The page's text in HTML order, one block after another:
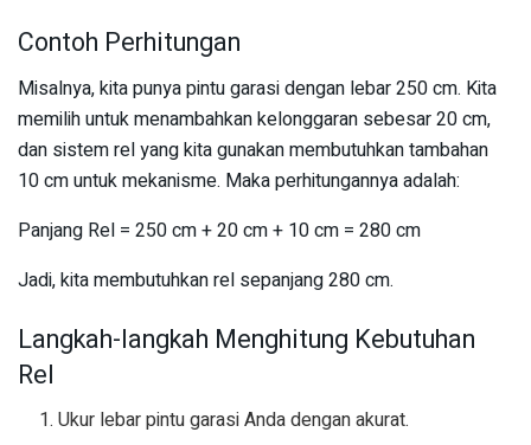
Contoh Perhitungan
Misalnya, kita punya pintu garasi dengan lebar 250 cm. Kita
memilih untuk menambahkan kelonggaran sebesar 20 cm,
dan sistem rel yang kita gunakan membutuhkan tambahan
10 cm untuk mekanisme. Maka perhitungannya adalah:
Panjang Rel = 250 cm + 20 cm + 10 cm = 280 cm
Jadi, kita membutuhkan rel sepanjang 280 cm.
Langkah-langkah Menghitung Kebutuhan
Rel
Ukur lebar pintu garasi Anda dengan akurat.